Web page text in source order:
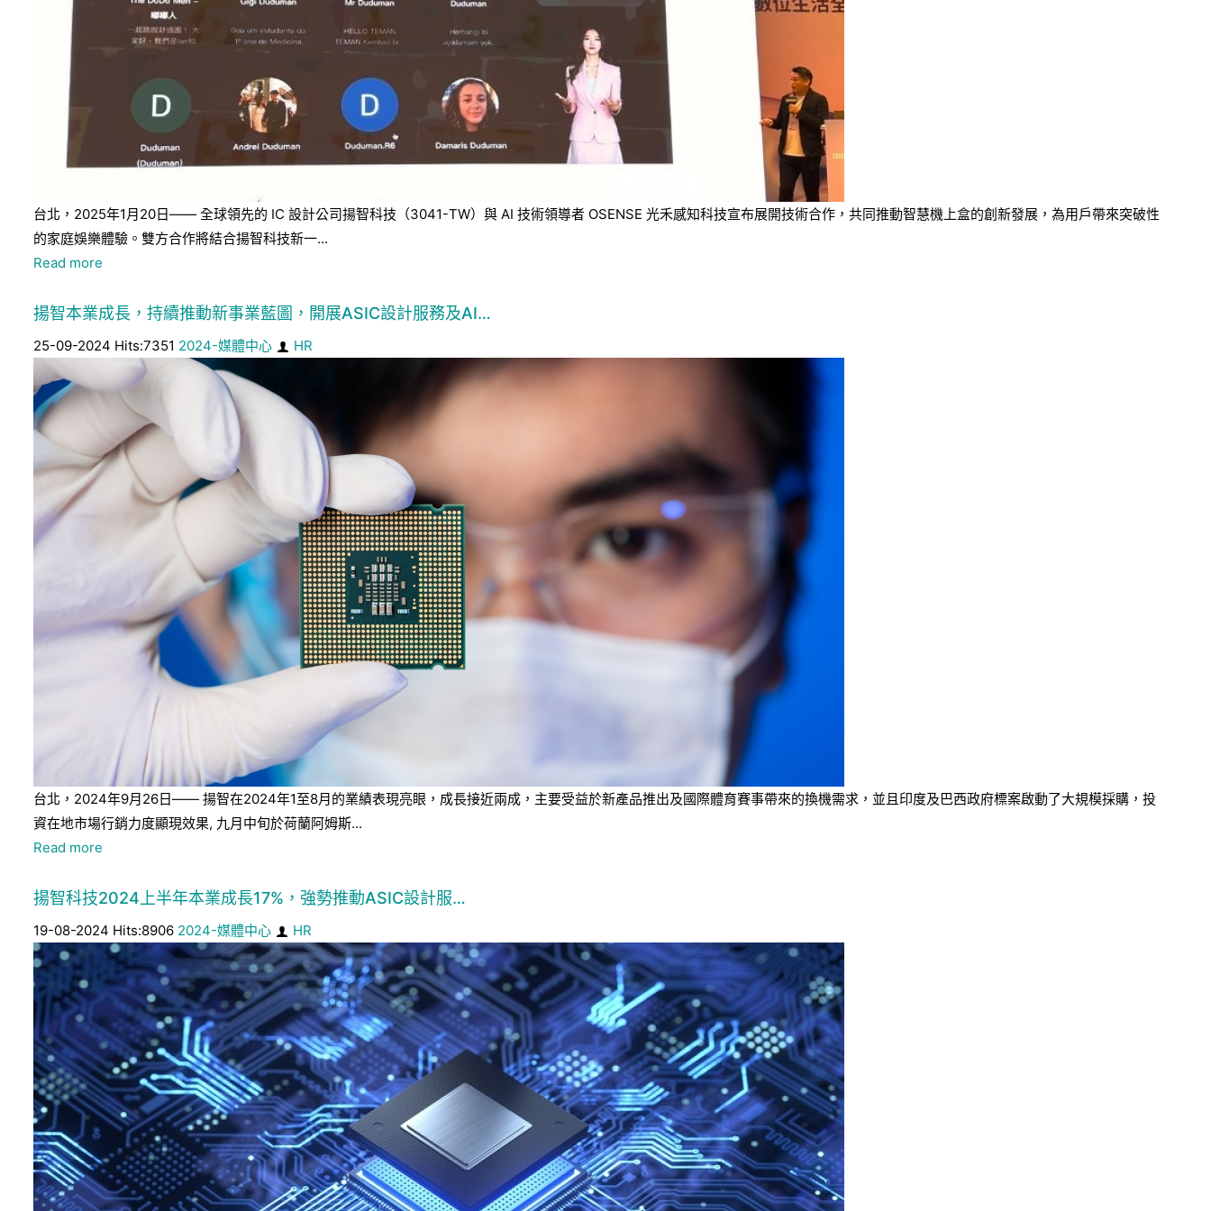
台北，2025年1月20日—— 全球領先的 IC 設計公司揚智科技（3041-TW）與 AI 技術領導者 OSENSE 光禾感知科技宣布展開技術合作，共同推動智慧機上盒的創新發展，為用戶帶來突破性
的家庭娛樂體驗。雙方合作將結合揚智科技新一...
Read more
揚智本業成長，持續推動新事業藍圖，開展ASIC設計服務及AI…
25-09-2024 Hits:7351 2024-媒體中心 HR
台北，2024年9月26日—— 揚智在2024年1至8月的業績表現亮眼，成長接近兩成，主要受益於新產品推出及國際體育賽事帶來的換機需求，並且印度及巴西政府標案啟動了大規模採購，投
資在地市場行銷力度顯現效果, 九月中旬於荷蘭阿姆斯...
Read more
揚智科技2024上半年本業成長17%，強勢推動ASIC設計服…
19-08-2024 Hits:8906 2024-媒體中心 HR